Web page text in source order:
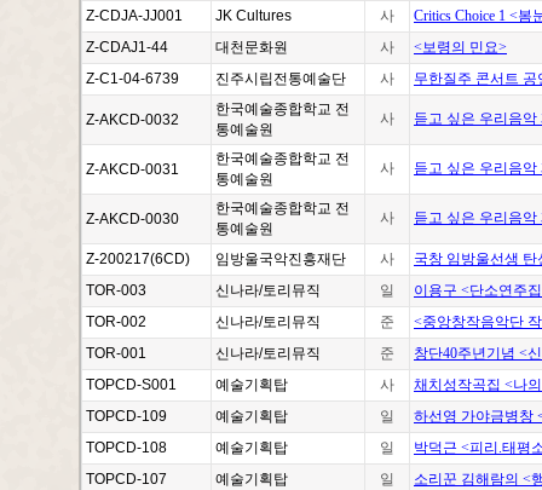
Z-CDJA-JJ001 JK Cultures 사
Critics Choice 1 <봄
Z-CDAJ1-44
대천문화원 사
<보령의 민요>
Z-C1-04-6739
진주시립전통예술단 사 무한질주 콘서트
Z-AKCD-0032
한국예술종합학교 전
통예술원
사 듣고 싶은 우리음
Z-AKCD-0031
한국예술종합학교 전
통예술원
사 듣고 싶은 우리음
Z-AKCD-0030
한국예술종합학교 전
통예술원
사 듣고 싶은 우리음
Z-200217(6CD) 임방울국악진흥재단 사
국창 임방울선생
TOR-003
신나라/토리뮤직 일
이용구 <단소연주
TOR-002
신나라/토리뮤직 준
<중앙창작음악단
TOR-001
신나라/토리뮤직 준
창단40주년기념 <
TOPCD-S001
예술기획탑 사
채치성작곡집 <나
TOPCD-109
예술기획탑 일
하선영 가야금병창
TOPCD-108
예술기획탑 일
박덕근 <피리.태평
TOPCD-107
예술기획탑 일
소리꾼 김해람의 <